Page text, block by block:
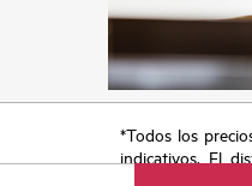
*Todos los
indicativos. El